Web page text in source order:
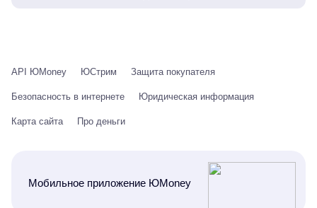
API ЮMoney ЮСтрим Защита покупателя
Безопасность в интернете Юридическая информация
Карта сайта Про деньги
Мобильное приложение ЮMoney